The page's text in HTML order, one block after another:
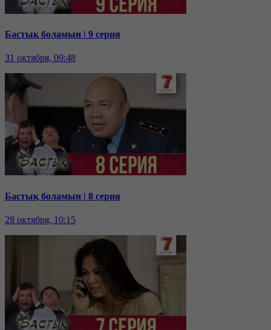
Бастық боламын | 9 серия
31 октября, 09:48
Бастық боламын | 8 серия
28 октября, 10:15